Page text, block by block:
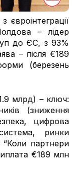
євроінтеграції
– лідер
до ЄС, з 93%
– після €189
(березень
млрд) – ключ:
(зниження
цифрова
ринки
партнери
€189 млн